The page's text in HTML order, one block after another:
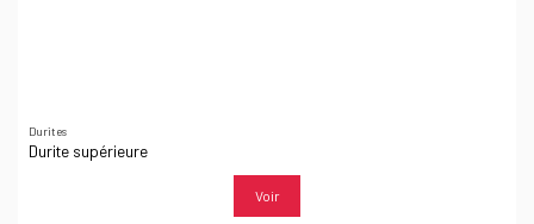
Durites
Durite supérieure
Voir